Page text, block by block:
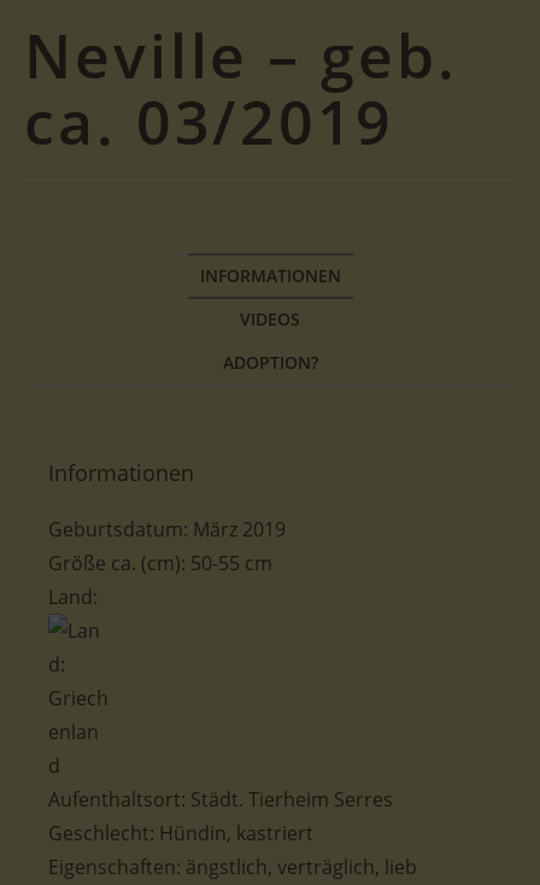
Neville – geb.
ca. 03/2019
INFORMATIONEN
VIDEOS
ADOPTION?
Informationen
Geburtsdatum: März 2019
Größe ca. (cm): 50-55 cm
Land:
Aufenthaltsort: Städt. Tierheim Serres
Geschlecht: Hündin, kastriert
Eigenschaften: ängstlich, verträglich, lieb